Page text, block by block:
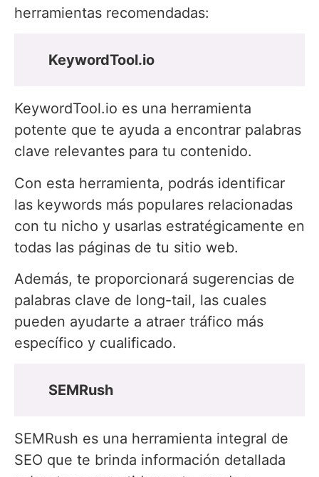
herramientas recomendadas:
KeywordTool.io
KeywordTool.io es una herramienta
potente que te ayuda a encontrar palabras
clave relevantes para tu contenido.
Con esta herramienta, podrás identificar
las keywords más populares relacionadas
con tu nicho y usarlas estratégicamente en
todas las páginas de tu sitio web.
Además, te proporcionará sugerencias de
palabras clave de long-tail, las cuales
pueden ayudarte a atraer tráfico más
específico y cualificado.
SEMRush
SEMRush es una herramienta integral de
SEO que te brinda información detallada